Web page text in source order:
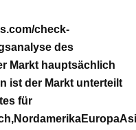
check-
des
Markt hauptsächlich
ist der Markt unterteilt
für
NordamerikaEuropa